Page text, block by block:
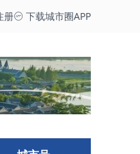
册 下载城市圈APP